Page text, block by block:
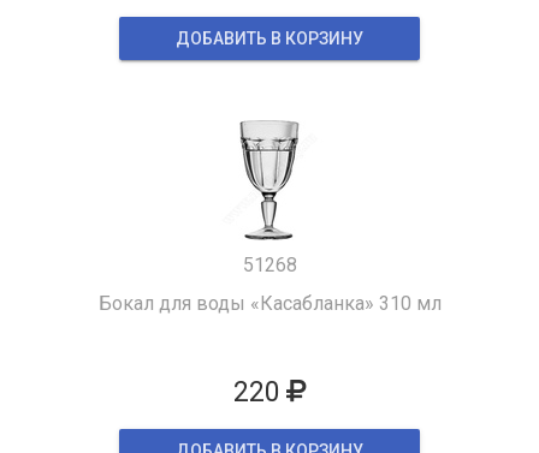
ДОБАВИТЬ В КОРЗИНУ
51268
Бокал для воды «Касабланка» 310 мл
220